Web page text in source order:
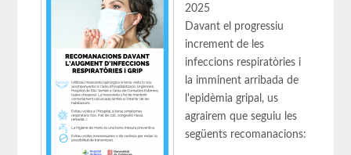
2025
Davant el progressiu
increment de les
infeccions respiratòries i
la imminent arribada de
l'epidèmia gripal, us
agrairem que seguiu les
següents recomanacions: